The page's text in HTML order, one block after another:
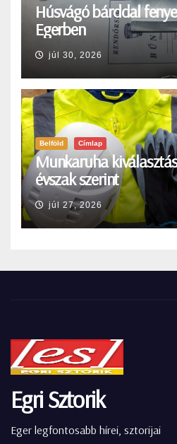
Húsvágó bárddal
Egerben
júl 30, 2026
Belföld Címlap
Munkaruha
évszak szerint
júl 27, 2026
Egri Sztorik
Eger legfontosabb hírei, sztorijai